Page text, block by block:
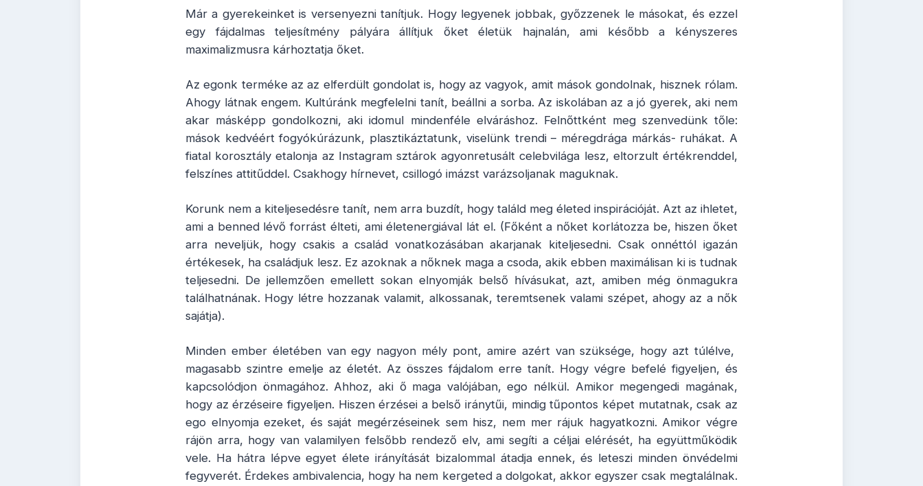
Már a gyerekeinket is versenyezni tanítjuk. Hogy legyenek jobbak, győzzenek le másokat, és ezzel
egy fájdalmas teljesítmény pályára állítjuk őket életük hajnalán, ami később a kényszeres
maximalizmusra kárhoztatja őket.
Az egonk terméke az az elferdült gondolat is, hogy az vagyok, amit mások gondolnak, hisznek rólam.
Ahogy látnak engem. Kultúránk megfelelni tanít, beállni a sorba. Az iskolában az a jó gyerek, aki nem
akar másképp gondolkozni, aki idomul mindenféle elváráshoz. Felnőttként meg szenvedünk tőle:
mások kedvéért fogyókúrázunk, plasztikáztatunk, viselünk trendi – méregdrága márkás- ruhákat. A
fiatal korosztály etalonja az Instagram sztárok agyonretusált celebvilága lesz, eltorzult értékrenddel,
felszínes attitűddel. Csakhogy hírnevet, csillogó imázst varázsoljanak maguknak.
Korunk nem a kiteljesedésre tanít, nem arra buzdít, hogy találd meg életed inspirációját. Azt az ihletet,
ami a benned lévő forrást élteti, ami életenergiával lát el. (Főként a nőket korlátozza be, hiszen őket
arra neveljük, hogy csakis a család vonatkozásában akarjanak kiteljesedni. Csak onnéttól igazán
értékesek, ha családjuk lesz. Ez azoknak a nőknek maga a csoda, akik ebben maximálisan ki is tudnak
teljesedni. De jellemzően emellett sokan elnyomják belső hívásukat, azt, amiben még önmagukra
találhatnának. Hogy létre hozzanak valamit, alkossanak, teremtsenek valami szépet, ahogy az a nők
sajátja).
Minden ember életében van egy nagyon mély pont, amire azért van szüksége, hogy azt túlélve,
magasabb szintre emelje az életét. Az összes fájdalom erre tanít. Hogy végre befelé figyeljen, és
kapcsolódjon önmagához. Ahhoz, aki ő maga valójában, ego nélkül. Amikor megengedi magának,
hogy az érzéseire figyeljen. Hiszen érzései a belső iránytűi, mindig tűpontos képet mutatnak, csak az
ego elnyomja ezeket, és saját megérzéseinek sem hisz, nem mer rájuk hagyatkozni. Amikor végre
rájön arra, hogy van valamilyen felsőbb rendező elv, ami segíti a céljai elérését, ha együttműködik
vele. Ha hátra lépve egyet élete irányítását bizalommal átadja ennek, és leteszi minden önvédelmi
fegyverét. Érdekes ambivalencia, hogy ha nem kergeted a dolgokat, akkor egyszer csak megtalálnak.